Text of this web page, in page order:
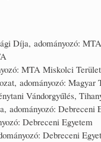
Díja, adományozó: MTA
MTA Miskolci
adományozó: Magyar
Vándorgyűlés,
adományozó: Debreceni
Debreceni Egyetem
Debreceni